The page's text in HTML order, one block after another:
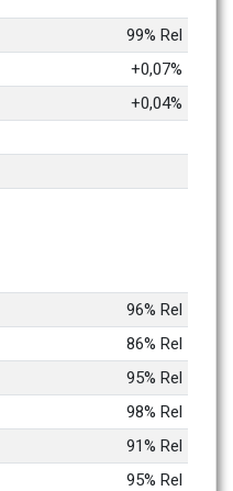
99% Rel
+0,07%
+0,04%
96% Rel
86% Rel
95% Rel
98% Rel
91% Rel
95% Rel